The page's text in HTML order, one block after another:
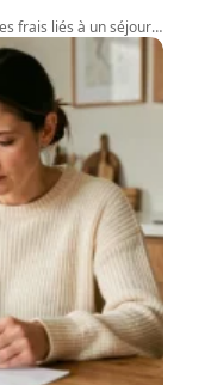
frais liés à un séjour…